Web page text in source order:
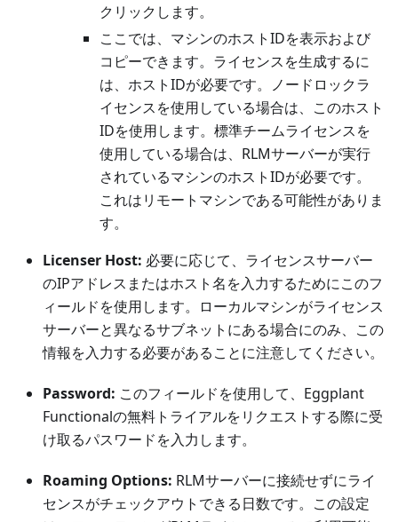
クリックします。
ここでは、マシンのホストIDを表示および
コピーできます。ライセンスを生成するに
は、ホストIDが必要です。ノードロックラ
イセンスを使用している場合は、このホスト
IDを使用します。標準チームライセンスを
使用している場合は、RLMサーバーが実行
されているマシンのホストIDが必要です。
これはリモートマシンである可能性がありま
す。
Licenser Host: 必要に応じて、ライセンスサーバー
のIPアドレスまたはホスト名を入力するためにこのフ
ィールドを使用します。ローカルマシンがライセンス
サーバーと異なるサブネットにある場合にのみ、この
情報を入力する必要があることに注意してください。
Password: このフィールドを使用して、Eggplant
Functionalの無料トライアルをリクエストする際に受
け取るパスワードを入力します。
Roaming Options: RLMサーバーに接続せずにライ
センスがチェックアウトできる日数です。この設定